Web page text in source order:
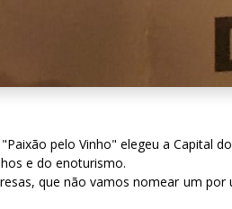
pelo Vinho" elegeu a Capital
e do enoturismo.
que não vamos nomear um